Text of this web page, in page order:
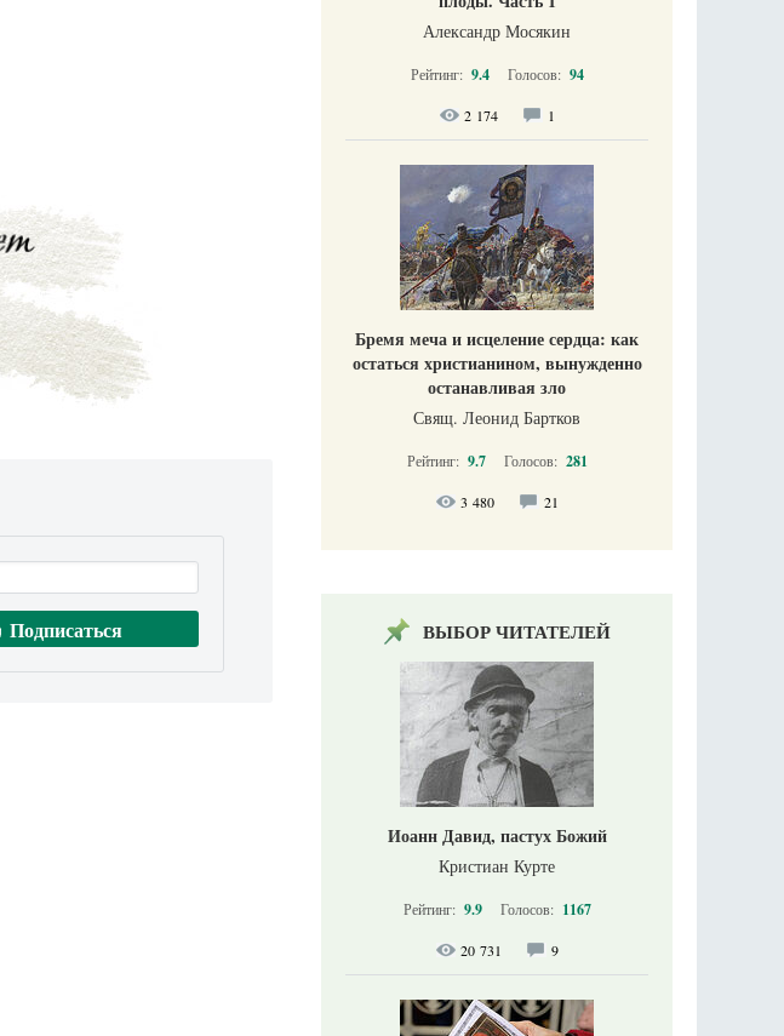
Александр Мосякин
Рейтинг: 9.4 Голосов: 94
2 174 1
Бремя меча и исцеление сердца: как
остаться христианином, вынужденно
останавливая зло
Свящ. Леонид Бартков
Рейтинг: 9.7 Голосов: 281
3 480 21
ВЫБОР ЧИТАТЕЛЕЙ
Иоанн Давид, пастух Божий
Кристиан Курте
Рейтинг: 9.9 Голосов: 1167
20 731 9